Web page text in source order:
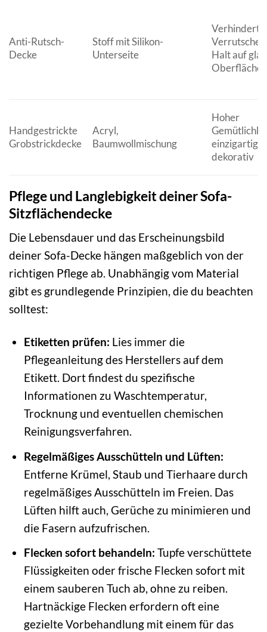
Anti-Rutsch-
Decke
Stoff mit Silikon-
Unterseite
Verhindert
Halt auf
Oberflächen
Handgestrickte
Grobstrickdecke
Acryl,
Baumwollmischung
Hoher
einzigartige
dekorativ
Pflege und Langlebigkeit deiner Sofa-
Sitzflächendecke
Die Lebensdauer und das Erscheinungsbild
deiner Sofa-Decke hängen maßgeblich von der
richtigen Pflege ab. Unabhängig vom Material
gibt es grundlegende Prinzipien, die du beachten
solltest:
Etiketten prüfen: Lies immer die
Pflegeanleitung des Herstellers auf dem
Etikett. Dort findest du spezifische
Informationen zu Waschtemperatur,
Trocknung und eventuellen chemischen
Reinigungsverfahren.
Regelmäßiges Ausschütteln und Lüften:
Entferne Krümel, Staub und Tierhaare durch
regelmäßiges Ausschütteln im Freien. Das
Lüften hilft auch, Gerüche zu minimieren und
die Fasern aufzufrischen.
Flecken sofort behandeln: Tupfe verschüttete
Flüssigkeiten oder frische Flecken sofort mit
einem sauberen Tuch ab, ohne zu reiben.
Hartnäckige Flecken erfordern oft eine
gezielte Vorbehandlung mit einem für das